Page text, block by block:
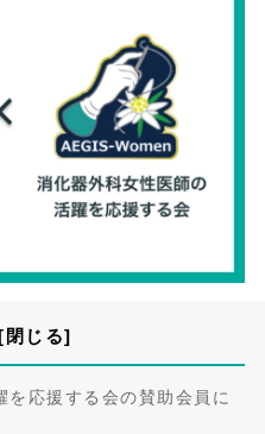
応援する会の賛助会員に